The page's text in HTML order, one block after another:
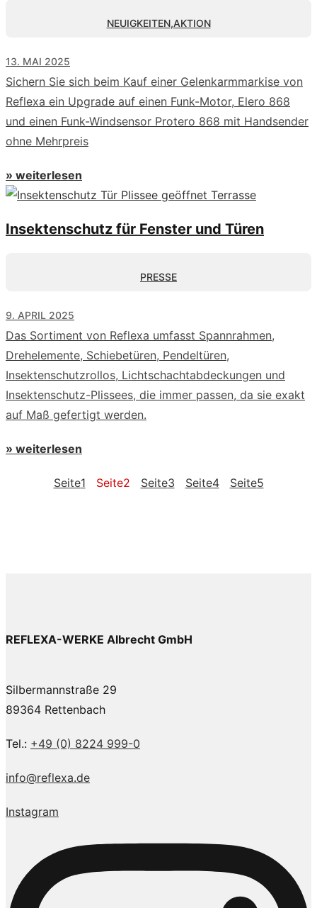
NEUIGKEITEN,AKTION
13. MAI 2025
Sichern Sie sich beim Kauf einer Gelenkarmmarkise von
Reflexa ein Upgrade auf einen Funk-Motor, Elero 868
und einen Funk-Windsensor Protero 868 mit Handsender
ohne Mehrpreis
» weiterlesen
Insektenschutz für Fenster und Türen
PRESSE
9. APRIL 2025
Das Sortiment von Reflexa umfasst Spannrahmen,
Drehelemente, Schiebetüren, Pendeltüren,
Insektenschutzrollos, Lichtschachtabdeckungen und
Insektenschutz-Plissees, die immer passen, da sie exakt
auf Maß gefertigt werden.
» weiterlesen
Seite1 Seite2 Seite3 Seite4 Seite5
REFLEXA-WERKE Albrecht GmbH
Silbermannstraße 29
89364 Rettenbach
Tel.: +49 (0) 8224 999-0
info@reflexa.de
Instagram